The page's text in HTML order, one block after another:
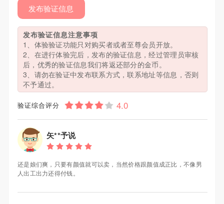
发布验证信息
发布验证信息注意事项
1、体验验证功能只对购买者或者至尊会员开放。
2、在进行体验完后，发布的验证信息，经过管理员审核
后，优秀的验证信息我们将返还部分的金币。
3、请勿在验证中发布联系方式，联系地址等信息，否则
不予通过。
验证综合评分
矢**予说
还是娘们爽，只要有颜值就可以卖，当然价格跟颜值成正比，不像男
人出工出力还得付钱。